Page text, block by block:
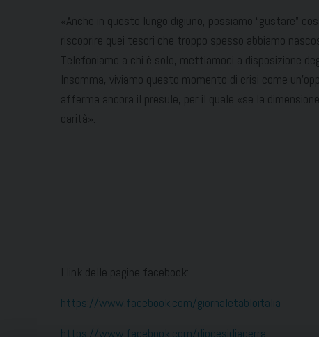
«Anche in questo lungo digiuno, possiamo “gustare”
riscoprire quei tesori che troppo spesso abbiamo
Telefoniamo a chi è solo, mettiamoci a disposizione
Insomma, viviamo questo momento di crisi come
afferma ancora il presule, per il quale «se la
carità».
I link delle pagine facebook:
https://www.facebook.com/giornaletabloitalia
https://www.facebook.com/diocesidiacerra